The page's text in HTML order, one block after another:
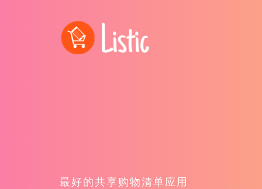
最好的共享购物清单应用